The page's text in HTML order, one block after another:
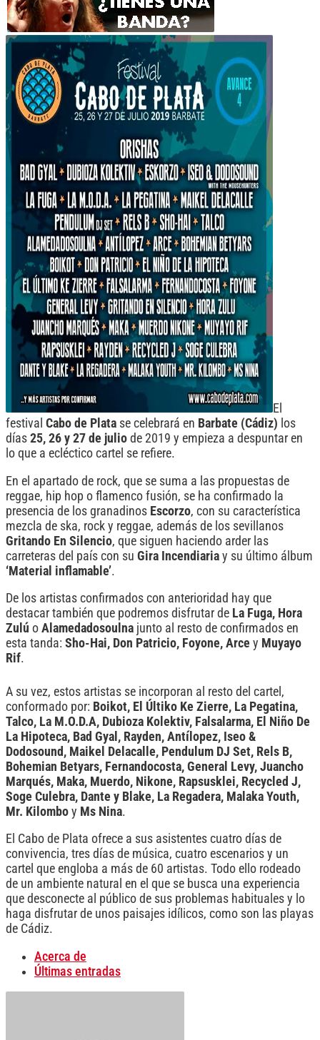
El
festival Cabo de Plata se celebrará en Barbate (Cádiz) los
días 25, 26 y 27 de julio de 2019 y empieza a despuntar en
lo que a ecléctico cartel se refiere.
En el apartado de rock, que se suma a las propuestas de
reggae, hip hop o flamenco fusión, se ha confirmado la
presencia de los granadinos Escorzo, con su característica
mezcla de ska, rock y reggae, además de los sevillanos
Gritando En Silencio, que siguen haciendo arder las
carreteras del país con su Gira Incendiaria y su último álbum
‘Material inflamable’.
De los artistas confirmados con anterioridad hay que
destacar también que podremos disfrutar de La Fuga, Hora
Zulú o Alamedadosoulna junto al resto de confirmados en
esta tanda: Sho-Hai, Don Patricio, Foyone, Arce y Muyayo
Rif.
A su vez, estos artistas se incorporan al resto del cartel,
conformado por: Boikot, El Últiko Ke Zierre, La Pegatina,
Talco, La M.O.D.A, Dubioza Kolektiv, Falsalarma, El Niño De
La Hipoteca, Bad Gyal, Rayden, Antílopez, Iseo &
Dodosound, Maikel Delacalle, Pendulum DJ Set, Rels B,
Bohemian Betyars, Fernandocosta, General Levy, Juancho
Marqués, Maka, Muerdo, Nikone, Rapsusklei, Recycled J,
Soge Culebra, Dante y Blake, La Regadera, Malaka Youth,
Mr. Kilombo y Ms Nina.
El Cabo de Plata ofrece a sus asistentes cuatro días de
convivencia, tres días de música, cuatro escenarios y un
cartel que engloba a más de 60 artistas. Todo ello rodeado
de un ambiente natural en el que se busca una experiencia
que desconecte al público de sus problemas habituales y lo
haga disfrutar de unos paisajes idílicos, como son las playas
de Cádiz.
Acerca de
Últimas entradas